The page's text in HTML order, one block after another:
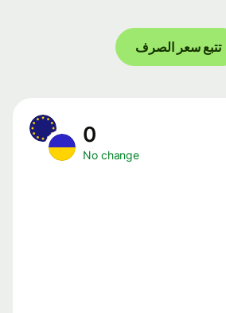
تتبع سعر الصرف
No change